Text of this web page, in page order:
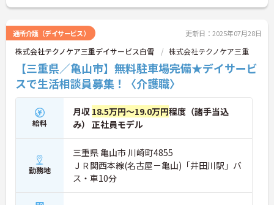
通所介護（デイサービス） 更新日：2025年07月28日
株式会社テクノケア三重デイサービス白雪 株式会社テクノケア三重
【三重県／亀山市】無料駐車場完備★デイサービ
スで生活相談員募集！〈介護職〉
給料
月収 18.5万円～19.0万円程度（諸手当込
み） 正社員モデル
勤務地
三重県 亀山市 川崎町4855
ＪＲ関西本線(名古屋－亀山)「井田川駅」バ
ス・車10分